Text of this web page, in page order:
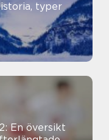
En översikt